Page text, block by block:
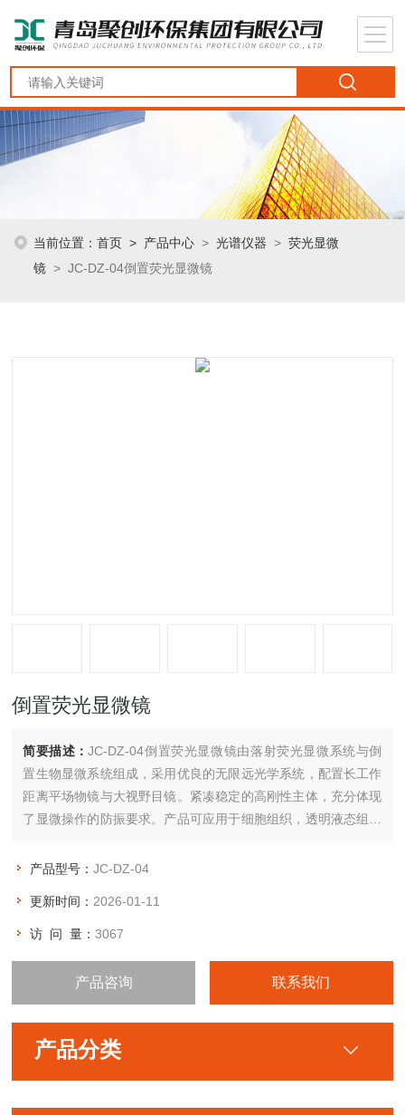
当前位置：首页 > 产品中心 >光谱仪器 >荧光显微
镜 > JC-DZ-04倒置荧光显微镜
倒置荧光显微镜
简要描述：JC-DZ-04倒置荧光显微镜由落射荧光显微系统与倒
置生物显微系统组成，采用优良的无限远光学系统，配置长工作
距离平场物镜与大视野目镜。紧凑稳定的高刚性主体，充分体现
了显微操作的防振要求。产品可应用于细胞组织，透明液态组织
的荧光显微术观察。
产品型号：JC-DZ-04
更新时间： 2026-01-11
访 问 量：3067
产品咨询 联系我们
产品分类